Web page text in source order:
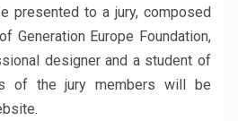
presented to a jury, composed
Generation Europe Foundation,
designer and a student of
of the jury members will be